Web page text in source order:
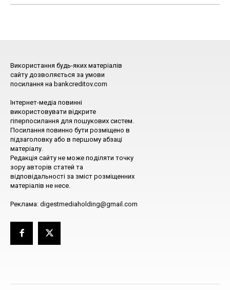
Використання будь-яких матеріалів
сайту дозволяється за умови
посилання на bankcreditov.com
Інтернет-медіа повинні
використовувати відкрите
гіперпосилання для пошукових систем.
Посилання повинно бути розміщено в
підзаголовку або в першому абзаці
матеріалу.
Редакція сайту не може поділяти точку
зору авторів статей та
відповідальності за зміст розміщенних
матеріалів не несе.
Реклама: digestmediaholding@gmail.com